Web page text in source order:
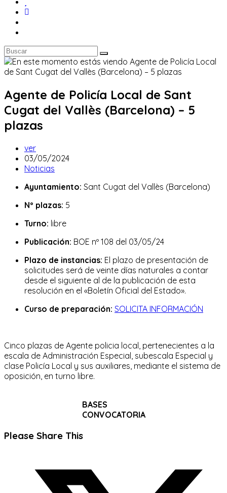
Agente de Policía Local de Sant
Cugat del Vallès (Barcelona) – 5
plazas
Autor
de
la
ver
Publicación
de
entrada:
03/05/2024
Categoría
la
Noticias
Ayuntamiento: Sant Cugat del Vallès (Barcelona)
Nº plazas: 5
Turno: libre
Publicación: BOE nº 108 del 03/05/24
Plazo de instancias: El plazo de presentación de
solicitudes será de veinte días naturales a contar
desde el siguiente al de la publicación de esta
resolución en el «Boletín Oficial del Estado».
Curso de preparación: SOLICITA INFORMACIÓN
Cinco plazas de Agente policia local, pertenecientes a la
escala de Administración Especial, subescala Especial y
clase Policía Local y sus auxiliares, mediante el sistema de
oposición, en turno libre.
BASES
CONVOCATORIA
Please Share ThisCompartir